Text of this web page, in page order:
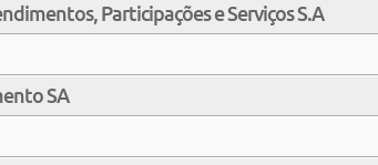
Participações e Serviços S.A
SA